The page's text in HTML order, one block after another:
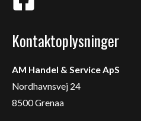
Kontaktoplysninger
AM Handel & Service ApS
Nordhavnsvej 24
8500 Grenaa